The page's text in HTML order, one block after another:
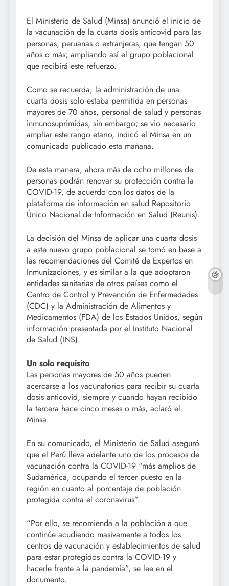
El Ministerio de Salud (Minsa) anunció el inicio de
la vacunación de la cuarta dosis anticovid para las
personas, peruanas o extranjeras, que tengan 50
años o más; ampliando así el grupo poblacional
que recibirá este refuerzo.
Como se recuerda, la administración de una
cuarta dosis solo estaba permitida en personas
mayores de 70 años, personal de salud y personas
inmunosuprimidas, sin embargo; se vio necesario
ampliar este rango etario, indicó el Minsa en un
comunicado publicado esta mañana.
De esta manera, ahora más de ocho millones de
personas podrán renovar su protección contra la
COVID-19, de acuerdo con los datos de la
plataforma de información en salud Repositorio
Único Nacional de Información en Salud (Reunis).
La decisión del Minsa de aplicar una cuarta dosis
a este nuevo grupo poblacional se tomó en base a
las recomendaciones del Comité de Expertos en
Inmunizaciones, y es similar a la que adoptaron
entidades sanitarias de otros países como el
Centro de Control y Prevención de Enfermedades
(CDC) y la Administración de Alimentos y
Medicamentos (FDA) de los Estados Unidos, según
información presentada por el Instituto Nacional
de Salud (INS).
Un solo requisito
Las personas mayores de 50 años pueden
acercarse a los vacunatorios para recibir su cuarta
dosis anticovid, siempre y cuando hayan recibido
la tercera hace cinco meses o más, aclaró el
Minsa.
En su comunicado, el Ministerio de Salud aseguró
que el Perú lleva adelante uno de los procesos de
vacunación contra la COVID-19 “más amplios de
Sudamérica, ocupando el tercer puesto en la
región en cuanto al porcentaje de población
protegida contra el coronavirus”.
“Por ello, se recomienda a la población a que
continúe acudiendo masivamente a todos los
centros de vacunación y establecimientos de salud
para estar protegidos contra la COVID-19 y
hacerle frente a la pandemia”, se lee en el
documento.